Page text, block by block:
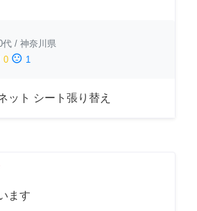
代 / 神奈川県
0 sentiment_dissatisfied 1
ット シート張り替え
ます